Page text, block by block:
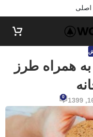
اصلی
به همراه طرز
0